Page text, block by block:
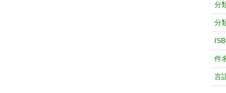
分
分
件
言